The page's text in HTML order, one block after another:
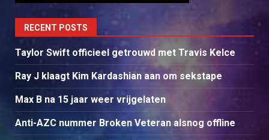
RECENT POSTS
Taylor Swift officieel getrouwd met Travis Kelce
Ray J klaagt Kim Kardashian aan om sekstape
Max B na 15 jaar weer vrijgelaten
Anti-AZC nummer Broken Veteran alsnog offline